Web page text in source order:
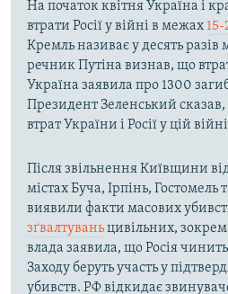
На початок квітня Україна і
втрати Росії у війні в межах
Кремль називає у десять
речник Путіна визнав, що
Україна заявила про 1300
Президент Зеленський
втрат України і Росії у цій
Після звільнення Київщини
містах Буча, Ірпінь, Гостомель
виявили факти масових
зґвалтуваньцивільних,
влада заявила, що Росія
Заходу беруть участь у
убивств. РФ відкидає